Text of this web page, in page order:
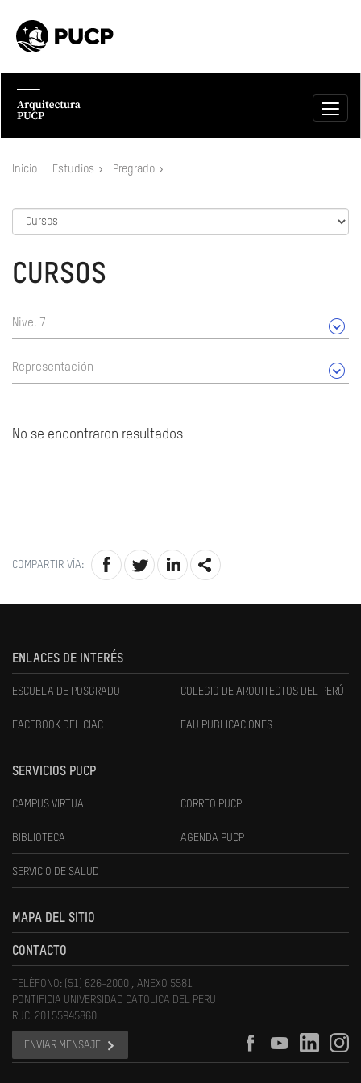
Inicio Estudios Pregrado
CURSOS
Nivel 7
Representación
No se encontraron resultados
COMPARTIR VÍA:
ENLACES DE INTERÉS
ESCUELA DE POSGRADO COLEGIO DE ARQUITECTOS DEL PERÚ
FACEBOOK DEL CIAC FAU PUBLICACIONES
SERVICIOS PUCP
CAMPUS VIRTUAL CORREO PUCP
BIBLIOTECA AGENDA PUCP
SERVICIO DE SALUD
MAPA DEL SITIO
CONTACTO
TELÉFONO: (51) 626-2000 , ANEXO 5581
PONTIFICIA UNIVERSIDAD CATOLICA DEL PERU
RUC: 20155945860
ENVIAR MENSAJE